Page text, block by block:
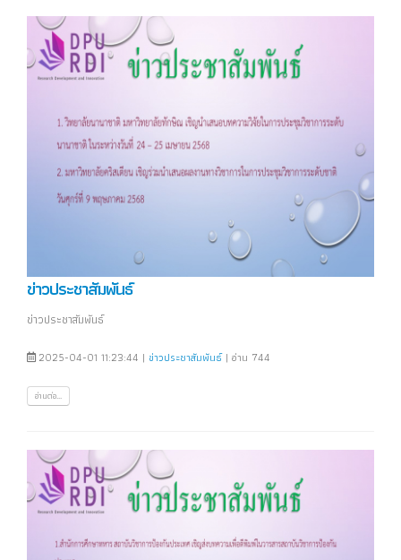
ข่าวประชาสัมพันธ์
ข่าวประชาสัมพันธ์
2025-04-01 11:23:44 | ข่าวประชาสัมพันธ์| อ่าน 744
อ่านต่อ...